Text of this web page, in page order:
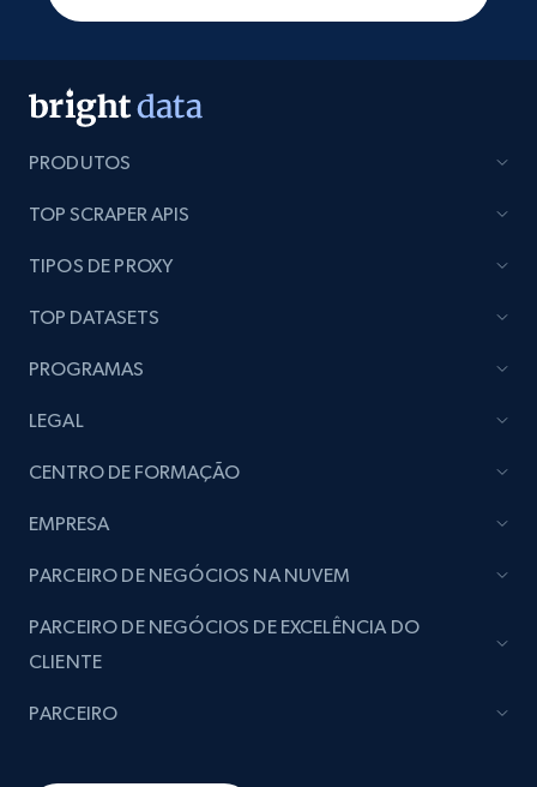
PRODUTOS
TOP SCRAPER APIS
TIPOS DE PROXY
TOP DATASETS
PROGRAMAS
LEGAL
CENTRO DE FORMAÇÃO
EMPRESA
PARCEIRO DE NEGÓCIOS NA NUVEM
PARCEIRO DE NEGÓCIOS DE EXCELÊNCIA DO
CLIENTE
PARCEIRO